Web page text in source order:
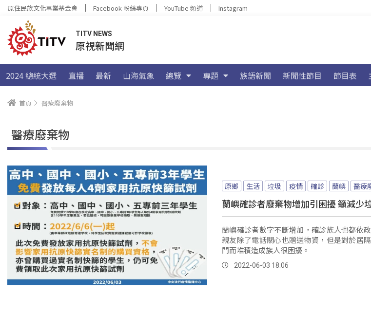
原住民族文化事業基金會 Facebook 粉絲專頁 YouTube 頻道 Instagram
TITV NEWS
原視新聞網
2024 總統大選 直播 最新 山海氣象 總覽 專題 族語新聞 新聞性節目 節目表
首頁 醫療廢棄物
醫療廢棄物
原鄉 生活 垃圾 疫情 確診 蘭嶼 醫療
蘭嶼確診者廢棄物增加引困擾 籲減少
蘭嶼確診者數字不斷增加，確診族人也都依
親友除了電話關心也贈送物資，但是對於居
門而堆積造成族人很困擾。
2022-06-03 18:06